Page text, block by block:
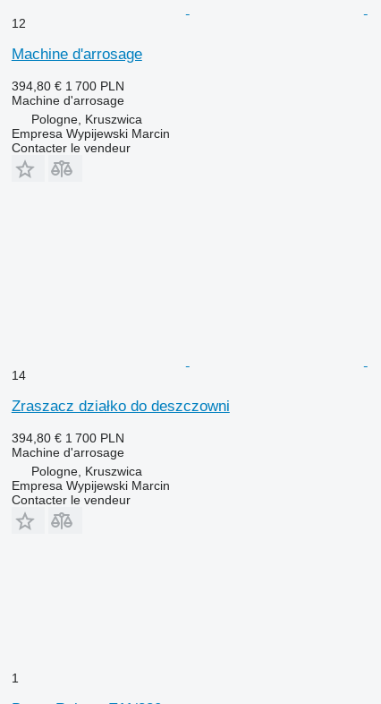
12
Machine d'arrosage
394,80 € 1 700 PLN
Machine d'arrosage
Pologne, Kruszwica
Empresa Wypijewski Marcin
Contacter le vendeur
14
Zraszacz działko do deszczowni
394,80 € 1 700 PLN
Machine d'arrosage
Pologne, Kruszwica
Empresa Wypijewski Marcin
Contacter le vendeur
1